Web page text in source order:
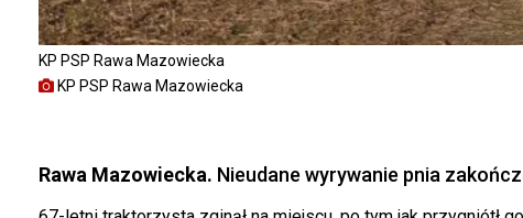
KP PSP Rawa Mazowiecka
KP PSP Rawa Mazowiecka
Rawa Mazowiecka. Nieudane wyrywanie pnia